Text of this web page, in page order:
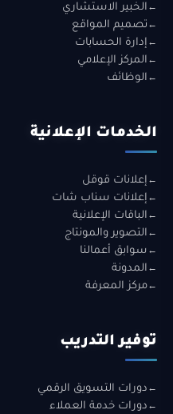
الخبير الاستشاري
تصميم المواقع
إدارة الحسابات
المركز الإعلامي
الوظائف
الخدمات الإعلانية
إعلانات قوقل
إعلانات سناب شات
الباقات الإعلانية
التصوير والمونتاج
سوابق أعمالنا
المدونة
مركز المعرفة
توفير التدريب
دورات التسويق الرقمي
دورات خدمة العملاء